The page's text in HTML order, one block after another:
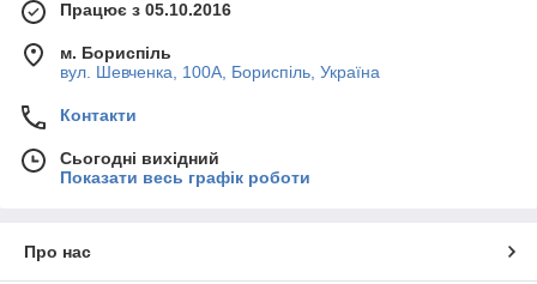
Працює з 05.10.2016
м. Бориспіль
вул. Шевченка, 100А, Бориспіль, Україна
Контакти
Сьогодні вихідний
Показати весь графік роботи
Про нас